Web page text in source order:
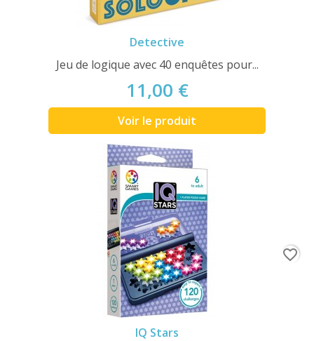
Detective
Jeu de logique avec 40 enquêtes pour...
11,00 €
Voir le produit
IQ Stars
favorite_border